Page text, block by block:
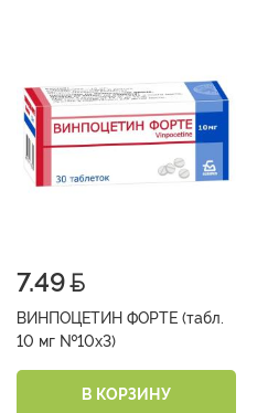
7.49
ВИНПОЦЕТИН ФОРТЕ (табл.
10 мг №10х3)
В КОРЗИНУ